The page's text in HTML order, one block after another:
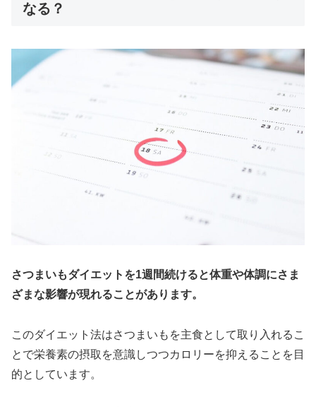
なる？
さつまいもダイエットを1週間続けると体重や体調にさま
ざまな影響が現れることがあります。
このダイエット法はさつまいもを主食として取り入れるこ
とで栄養素の摂取を意識しつつカロリーを抑えることを目
的としています。